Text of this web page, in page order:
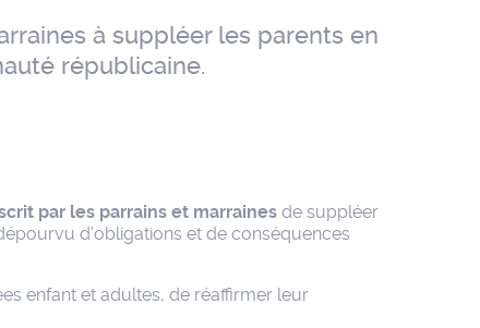
à suppléer les parents en
républicaine.
par les parrains et marrainesde suppléer
d’obligations et de conséquences
enfant et adultes, de réaffirmer leur